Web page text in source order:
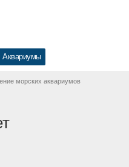
Аквариумы
морских аквариумов